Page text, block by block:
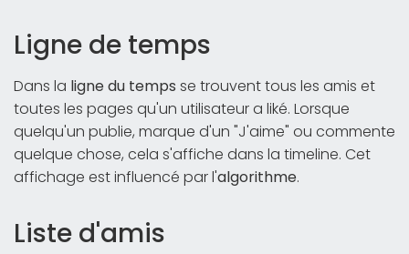
Ligne de temps
Dans la ligne du temps se trouvent tous les amis et
toutes les pages qu'un utilisateur a liké. Lorsque
quelqu'un publie, marque d'un "J'aime" ou commente
quelque chose, cela s'affiche dans la timeline. Cet
affichage est influencé par l'algorithme.
Liste d'amis